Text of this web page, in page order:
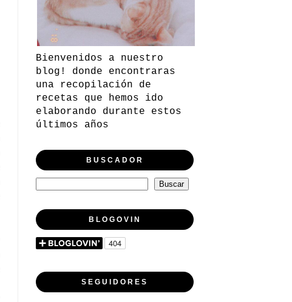
Bienvenidos a nuestro
blog! donde encontraras
una recopilación de
recetas que hemos ido
elaborando durante estos
últimos años
BUSCADOR
BLOGOVIN
SEGUIDORES